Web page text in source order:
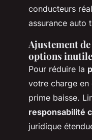
conducteurs
assurance auto
Ajustement
options
Pour réduire la
votre charge en
prime baisse.
responsabilité
juridique